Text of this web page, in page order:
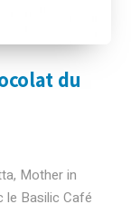
du
Mother in
le Basilic Café